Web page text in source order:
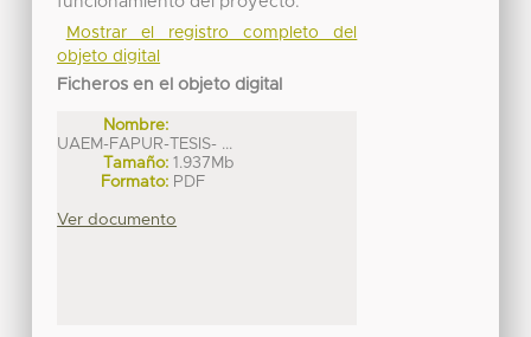
Mostrar el registro completo del
objeto digital
Ficheros en el objeto digital
Nombre:
UAEM-FAPUR-TESIS- ...
Tamaño: 1.937Mb
Formato: PDF
Ver documento